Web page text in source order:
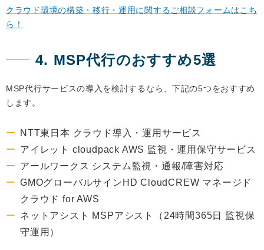
クラウド環境の構築・移行・運用に関するご相談フォームはこち
ら！
4. MSP代行のおすすめ5選
MSP代行サービスの導入を検討するなら、下記の5つをおすすめ
します。
NTT東日本 クラウド導入・運用サービス
アイレット cloudpack AWS 監視・運用保守サービス
アールワークス システム監視・通報/障害対応
GMOグローバルサインHD CloudCREW マネージド
クラウド for AWS
ネットアシスト MSPアシスト（24時間365日 監視保
守運用）